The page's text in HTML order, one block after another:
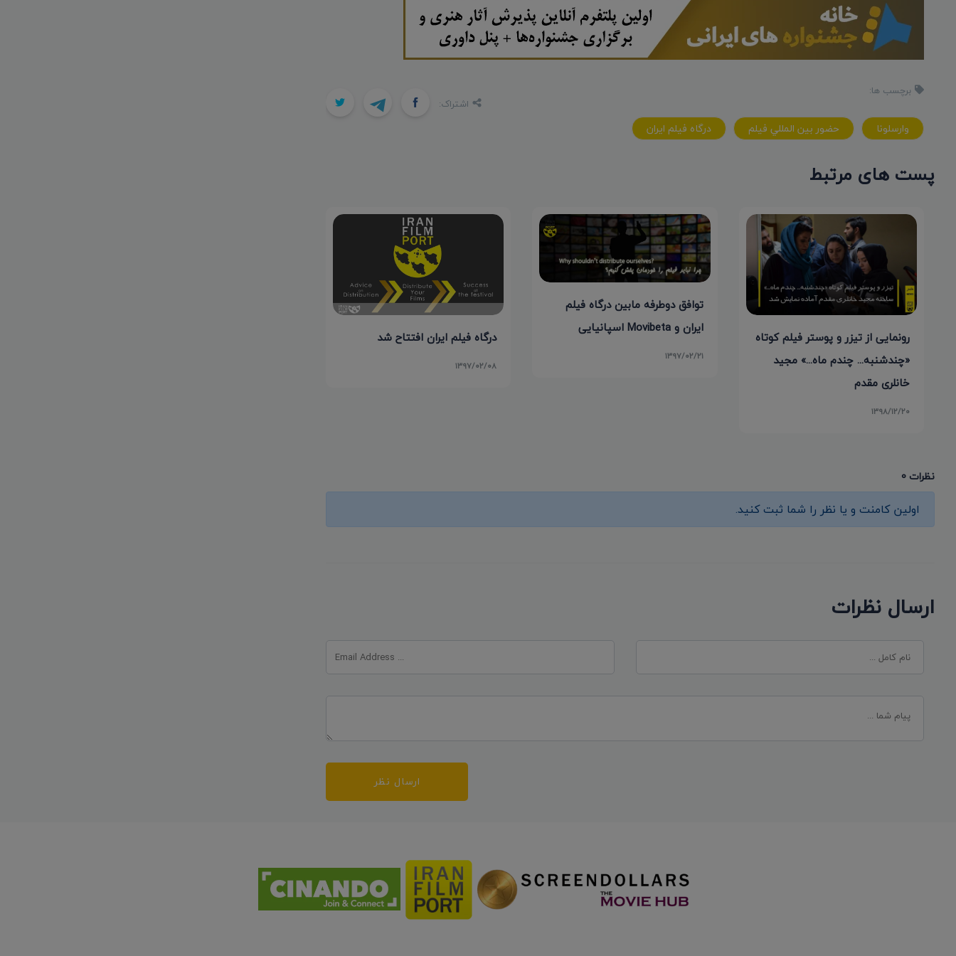
برچسب ها:
وارسلونا حضور بين المللي فيلم درگاه فيلم ايران
اشتراک:
پست های مرتبط
رونمایی از تیزر و پوستر فیلم کوتاه
«چندشنبه... چندم ماه...» مجید
خانلری مقدم
۱۳۹۸/۱۲/۲۰
توافق دوطرفه مابین درگاه فیلم
ایران و Movibeta اسپانیایی
۱۳۹۷/۰۲/۲۱
درگاه فیلم ایران افتتاح شد
۱۳۹۷/۰۲/۰۸
نظرات 0
اولین کامنت و یا نظر را شما ثبت کنید.
ارسال نظرات
ارسال نظر